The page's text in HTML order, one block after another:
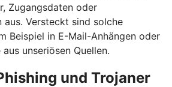
Zugangsdaten oder
aus. Versteckt sind solche
Beispiel in E-Mail-Anhängen oder
unseriösen Quellen.
und Trojaner